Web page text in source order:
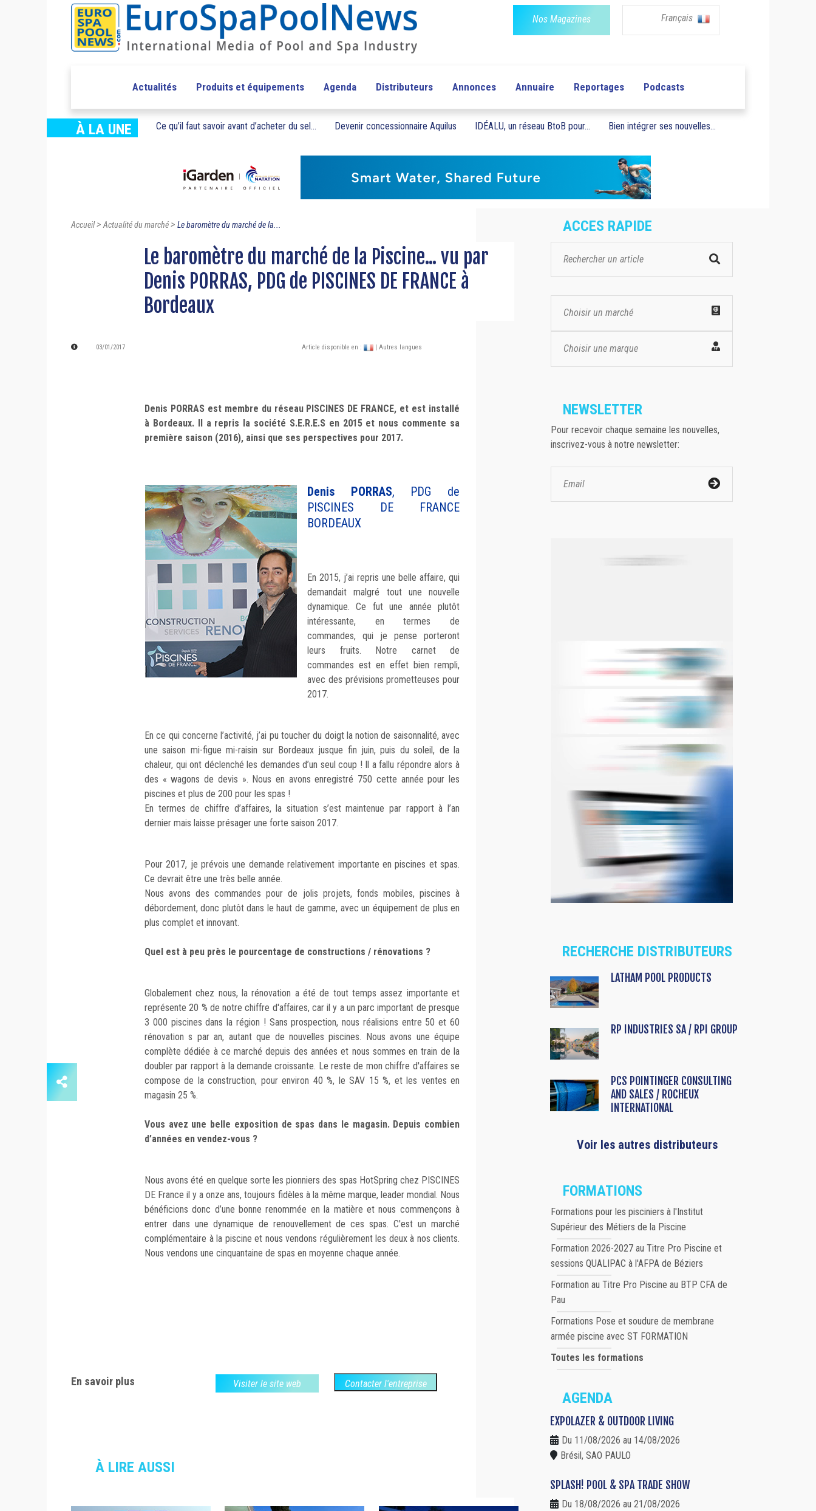
Nos Magazines Français
Actualités Produits et équipements Agenda Distributeurs Annonces Annuaire Reportages Podcasts
À LA UNE Ce qu’il faut savoir avant d’acheter du sel... Devenir concessionnaire Aquilus IDÉALU, un réseau BtoB pour... Bien intégrer ses nouvelles...
Accueil>Actualité du marché> Le baromètre du marché de la...
Le baromètre du marché de la Piscine... vu par
Denis PORRAS, PDG de PISCINES DE FRANCE à
Bordeaux
03/01/2017 Article disponible en : | Autres langues
Denis PORRAS est membre du réseau PISCINES DE FRANCE, et est installé
à Bordeaux. Il a repris la société S.E.R.E.S en 2015 et nous commente sa
première saison (2016), ainsi que ses perspectives pour 2017.
Denis PORRAS, PDG de
PISCINES DE FRANCE
BORDEAUX
En 2015, j’ai repris une belle affaire, qui
demandait malgré tout une nouvelle
dynamique. Ce fut une année plutôt
intéressante, en termes de
commandes, qui je pense porteront
leurs fruits. Notre carnet de
commandes est en effet bien rempli,
avec des prévisions prometteuses pour
2017.
En ce qui concerne l’activité, j’ai pu toucher du doigt la notion de saisonnalité, avec
une saison mi-figue mi-raisin sur Bordeaux jusque fin juin, puis du soleil, de la
chaleur, qui ont déclenché les demandes d’un seul coup ! Il a fallu répondre alors à
des « wagons de devis ». Nous en avons enregistré 750 cette année pour les
piscines et plus de 200 pour les spas !
En termes de chiffre d’affaires, la situation s’est maintenue par rapport à l’an
dernier mais laisse présager une forte saison 2017.
Pour 2017, je prévois une demande relativement importante en piscines et spas.
Ce devrait être une très belle année.
Nous avons des commandes pour de jolis projets, fonds mobiles, piscines à
débordement, donc plutôt dans le haut de gamme, avec un équipement de plus en
plus complet et innovant.
Quel est à peu près le pourcentage de constructions / rénovations ?
Globalement chez nous, la rénovation a été de tout temps assez importante et
représente 20 % de notre chiffre d'affaires, car il y a un parc important de presque
3 000 piscines dans la région ! Sans prospection, nous réalisions entre 50 et 60
rénovation s par an, autant que de nouvelles piscines. Nous avons une équipe
complète dédiée à ce marché depuis des années et nous sommes en train de la
doubler par rapport à la demande croissante. Le reste de mon chiffre d'affaires se
compose de la construction, pour environ 40 %, le SAV 15 %, et les ventes en
magasin 25 %.
Vous avez une belle exposition de spas dans le magasin. Depuis combien
d’années en vendez-vous ?
Nous avons été en quelque sorte les pionniers des spas HotSpring chez PISCINES
DE France il y a onze ans, toujours fidèles à la même marque, leader mondial. Nous
bénéficions donc d’une bonne renommée en la matière et nous commençons à
entrer dans une dynamique de renouvellement de ces spas. C'est un marché
complémentaire à la piscine et nous vendons régulièrement les deux à nos clients.
Nous vendons une cinquantaine de spas en moyenne chaque année.
En savoir plus Visiter le site web Contacter l'entreprise
À LIRE AUSSI
ACCES RAPIDE
Choisir un marché
Choisir une marque
NEWSLETTER
Pour recevoir chaque semaine les nouvelles,
inscrivez-vous à notre newsletter:
RECHERCHE DISTRIBUTEURS
LATHAM POOL PRODUCTS
RP INDUSTRIES SA / RPI GROUP
PCS POINTINGER CONSULTING
AND SALES / ROCHEUX
INTERNATIONAL
Voir les autres distributeurs
FORMATIONS
Formations pour les pisciniers à l'Institut
Supérieur des Métiers de la Piscine
Formation 2026-2027 au Titre Pro Piscine et
sessions QUALIPAC à l'AFPA de Béziers
Formation au Titre Pro Piscine au BTP CFA de
Pau
Formations Pose et soudure de membrane
armée piscine avec ST FORMATION
Toutes les formations
AGENDA
EXPOLAZER & OUTDOOR LIVING
Du 11/08/2026 au 14/08/2026
Brésil, SAO PAULO
SPLASH! POOL & SPA TRADE SHOW
Du 18/08/2026 au 21/08/2026